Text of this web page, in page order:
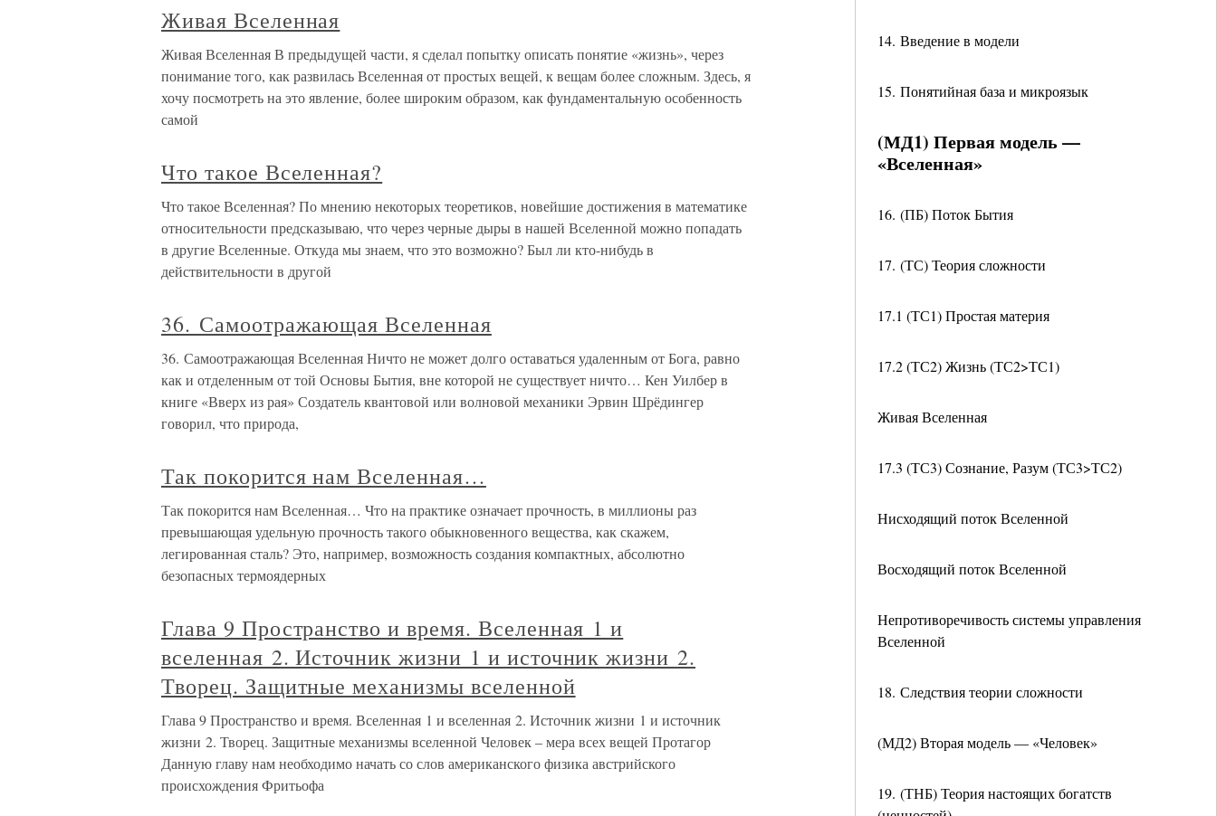
14. Введение в модели
15. Понятийная база и микроязык
(МД1) Первая модель —
«Вселенная»
16. (ПБ) Поток Бытия
17. (ТС) Теория сложности
17.1 (ТС1) Простая материя
17.2 (ТС2) Жизнь (ТС2>ТС1)
Живая Вселенная
17.3 (ТС3) Сознание, Разум (ТС3>ТС2)
Нисходящий поток Вселенной
Восходящий поток Вселенной
Непротиворечивость системы управления
Вселенной
18. Следствия теории сложности
(МД2) Вторая модель — «Человек»
19. (ТНБ) Теория настоящих богатств
Живая Вселенная
Живая Вселенная В предыдущей части, я сделал попытку описать понятие «жизнь», через
понимание того, как развилась Вселенная от простых вещей, к вещам более сложным. Здесь, я
хочу посмотреть на это явление, более широким образом, как фундаментальную особенность
самой
Что такое Вселенная?
Что такое Вселенная? По мнению некоторых теоретиков, новейшие достижения в математике
относительности предсказываю, что через черные дыры в нашей Вселенной можно попадать
в другие Вселенные. Откуда мы знаем, что это возможно? Был ли кто-нибудь в
действительности в другой
36. Самоотражающая Вселенная
36. Самоотражающая Вселенная Ничто не может долго оставаться удаленным от Бога, равно
как и отделенным от той Основы Бытия, вне которой не существует ничто… Кен Уилбер в
книге «Вверх из рая» Создатель квантовой или волновой механики Эрвин Шрёдингер
говорил, что природа,
Так покорится нам Вселенная…
Так покорится нам Вселенная… Что на практике означает прочность, в миллионы раз
превышающая удельную прочность такого обыкновенного вещества, как скажем,
легированная сталь? Это, например, возможность создания компактных, абсолютно
безопасных термоядерных
Глава 9 Пространство и время. Вселенная 1 и
вселенная 2. Источник жизни 1 и источник жизни 2.
Творец. Защитные механизмы вселенной
Глава 9 Пространство и время. Вселенная 1 и вселенная 2. Источник жизни 1 и источник
жизни 2. Творец. Защитные механизмы вселенной Человек – мера всех вещей Протагор
Данную главу нам необходимо начать со слов американского физика австрийского
происхождения Фритьофа